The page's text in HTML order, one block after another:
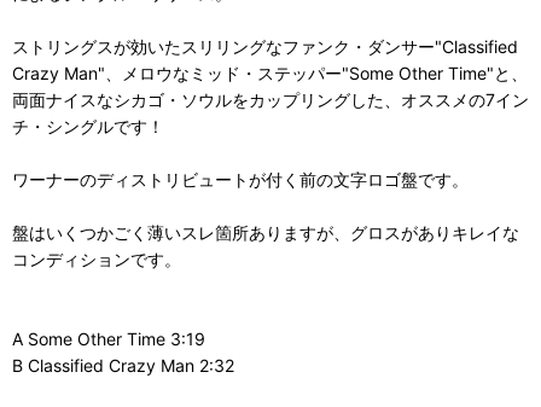
ストリングスが効いたスリリングなファンク・ダンサー"Classified
Crazy Man"、メロウなミッド・ステッパー"Some Other Time"と、
両面ナイスなシカゴ・ソウルをカップリングした、オススメの7イン
チ・シングルです！
ワーナーのディストリビュートが付く前の文字ロゴ盤です。
盤はいくつかごく薄いスレ箇所ありますが、グロスがありキレイな
コンディションです。
A Some Other Time 3:19
B Classified Crazy Man 2:32